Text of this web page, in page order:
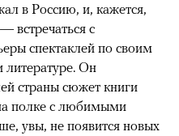
в Россию, и, кажется,
встречаться с
спектаклей по своим
литературе. Он
страны сюжет книги
полке с любимыми
увы, не появится новых